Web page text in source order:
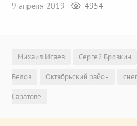
9 апреля 2019
4954
Михаил Исаев Сергей Бровкин
Белов
Октябрьский район
Саратове